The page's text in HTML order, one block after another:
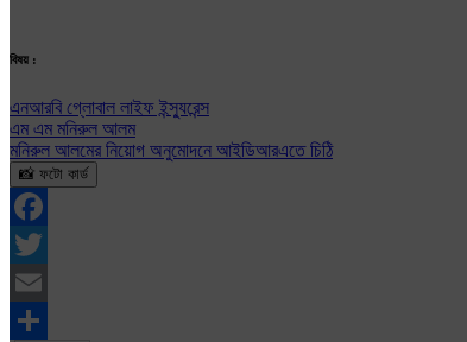
বিষয় :
এনআরবি গ্লোবাল লাইফ ইন্স্যুরেন্স
এম এম মনিরুল আলম
মনিরুল আলমের নিয়োগ অনুমোদনে আইডিআরএতে চিঠি
📸 ফটো কার্ড
Facebook
Twitter
Email